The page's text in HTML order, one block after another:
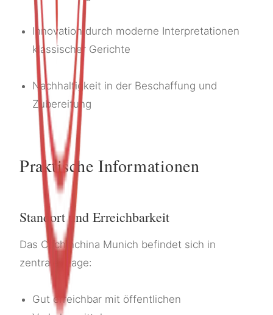
Innovation durch moderne Interpretationen
klassischer Gerichte
Nachhaltigkeit in der Beschaffung und
Zubereitung
Praktische Informationen
Standort und Erreichbarkeit
Das Cochinchina Munich befindet sich in
zentraler Lage:
Gut erreichbar mit öffentlichen